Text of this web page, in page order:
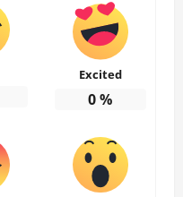
Excited
0%